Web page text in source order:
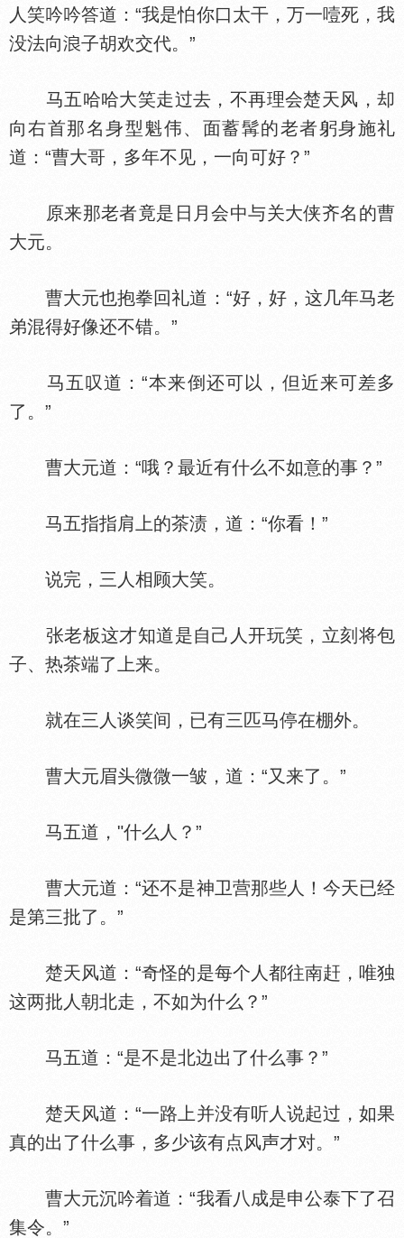
人笑吟吟答道：“我是怕你口太干，万一噎死，我
没法向
子胡欢交代。”
马五哈哈大笑走过去，不再理会楚天风，却
向右首那名身型魁伟、面蓄髯的老者躬身施礼
道：“曹大哥，多年不见，一向可好？”
原来那老者竟是日月会中与关大侠齐名的曹
大元。
曹大元也抱拳回礼道：“好，好，这几年马老
弟混得好像还不错。”
马五叹道：“本来倒还可以，但近来可差多
了。”
曹大元道：“哦？最近有什么不如意的事？”
马五指指肩上的茶渍，道：“你看！”
说完，三人相顾大笑。
张老板这才知道是自己人开玩笑，立刻将包
子、热茶端了上来。
就在三人谈笑间，已有三匹马停在棚外。
曹大元眉头微微一皱，道：“又来了。”
马五道，"什么人？”
曹大元道：“还不是神卫营那些人！今天已经
是第三批了。”
楚天风道：“奇怪的是每个人都往南赶，唯独
这两批人朝北走，不如为什么？”
马五道：“是不是北边出了什么事？”
楚天风道：“一路上并没有听人说起过，如果
真的出了什么事，多少该有点风声才对。”
曹大元沉吟着道：“我看八成是申公泰下了召
集令。”